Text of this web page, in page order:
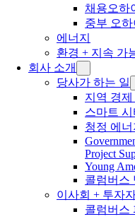
채용오하
중부 오
에너지
환경 + 지속 가
회사 소개
당사가 하는 일
지역 경
스마트
청정 에너
Project
Young
콜럼버스
이사회 + 투자
콜럼버스